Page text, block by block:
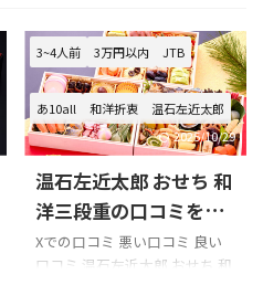
3~4人前 3万円以内 JTB
あ10all 和洋折衷
温石左近太郎
2025/10/29
温石左近太郎 おせち 和
洋三段重の口コミをま
とめてみました!!!
Xでの口コミ 悪い口コミ 良い
口コミ 温石左近太郎 おせち 和